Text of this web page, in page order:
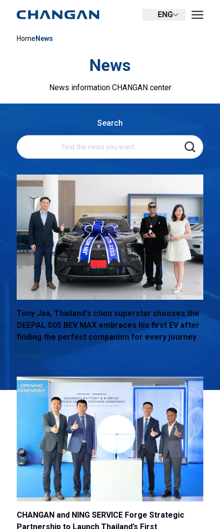
ENG
Home News
News
News information CHANGAN center
Search
Tony Jaa, Thailand's ction superstar chooses the
DEEPAL S05 BEV MAX embraces his first EV after
finding the perfect companion for every journey
CHANGAN and NING SERVICE Forge Strategic
Partnership to Launch Thailand’s First